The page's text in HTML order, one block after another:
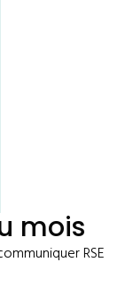
mois
RSE